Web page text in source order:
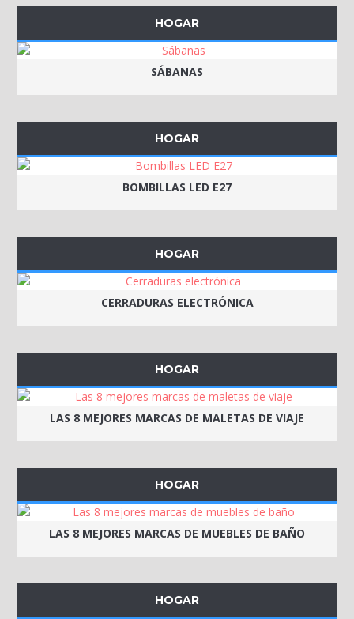
HOGAR
SÁBANAS
HOGAR
BOMBILLAS LED E27
HOGAR
CERRADURAS ELECTRÓNICA
HOGAR
LAS 8 MEJORES MARCAS DE MALETAS DE VIAJE
HOGAR
LAS 8 MEJORES MARCAS DE MUEBLES DE BAÑO
HOGAR